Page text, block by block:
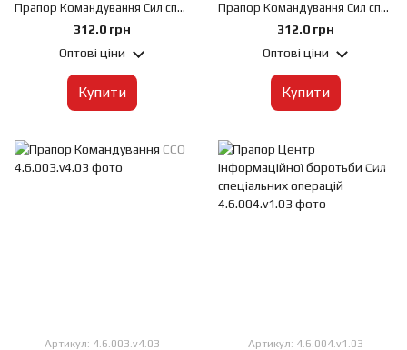
Прапор Командування Сил спеціальних операцій жовто-синій, 60х90 см, Штучний шовк 50 г/м², Сублімаційний друк, односторонній, Кишеня під древко зліва
312.0 грн
Оптові ціни
Купити
Прапор Командування Сил спеціальних операцій червоно-чорний, 60х90 см, Штучний шовк 50 г/м², Сублімаційний друк, односторонній, Кишеня під древко зліва
312.0 грн
Оптові ціни
Купити
Артикул: 4.6.003.v4.03 Артикул: 4.6.004.v1.03